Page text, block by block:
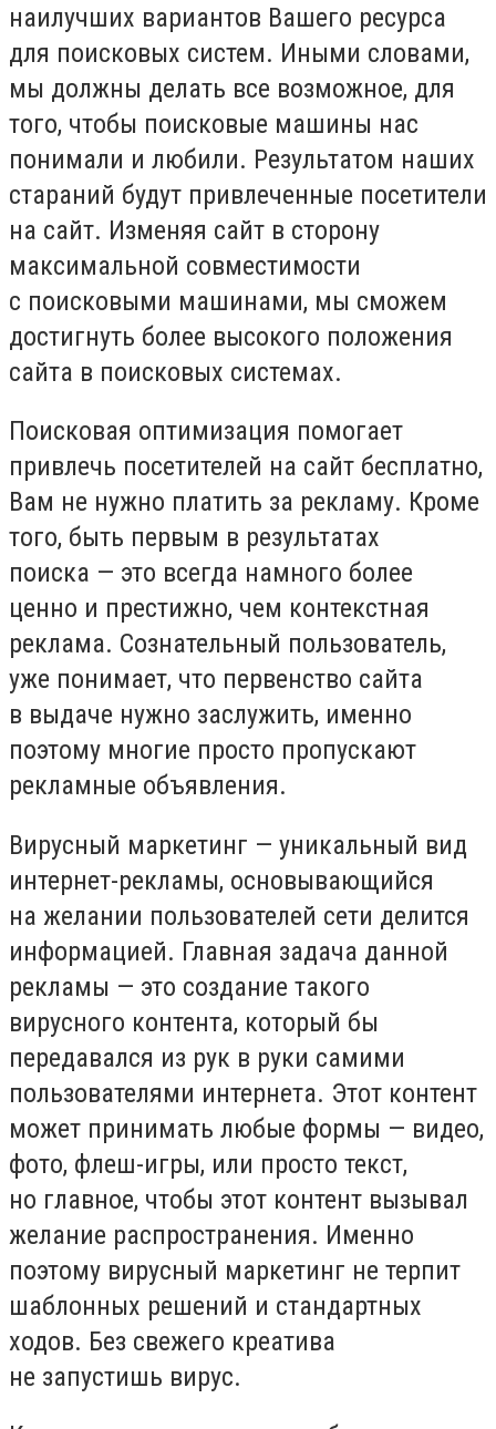
наилучших вариантов Вашего ресурса
для поисковых систем. Иными словами,
мы должны делать все возможное, для
того, чтобы поисковые машины нас
понимали и любили. Результатом наших
стараний будут привлеченные посетители
на сайт. Изменяя сайт в сторону
максимальной совместимости
с поисковыми машинами, мы сможем
достигнуть более высокого положения
сайта в поисковых системах.
Поисковая оптимизация помогает
привлечь посетителей на сайт бесплатно,
Вам не нужно платить за рекламу. Кроме
того, быть первым в результатах
поиска — это всегда намного более
ценно и престижно, чем контекстная
реклама. Сознательный пользователь,
уже понимает, что первенство сайта
в выдаче нужно заслужить, именно
поэтому многие просто пропускают
рекламные объявления.
Вирусный маркетинг — уникальный вид
интернет-рекламы, основывающийся
на желании пользователей сети делится
информацией. Главная задача данной
рекламы — это создание такого
вирусного контента, который бы
передавался из рук в руки самими
пользователями интернета. Этот контент
может принимать любые формы — видео,
фото, флеш-игры, или просто текст,
но главное, чтобы этот контент вызывал
желание распространения. Именно
поэтому вирусный маркетинг не терпит
шаблонных решений и стандартных
ходов. Без свежего креатива
не запустишь вирус.